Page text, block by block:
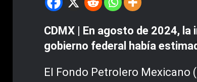
CDMX | En agosto de 2024,
gobierno federal había
El Fondo Petrolero Mexicano